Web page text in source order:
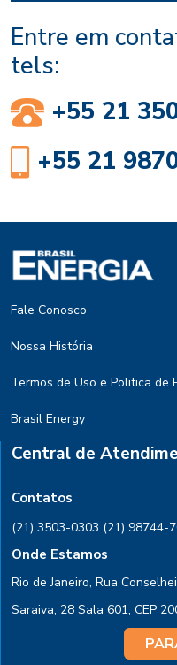
Entre em
tels:
+55 21
+55 21
Fale Conosco
Nossa História
Termos de Uso e Politica de
Brasil Energy
Central de
Contatos
(21) 3503-0303 (21) 98744-
Onde Estamos
Rio de Janeiro, Rua
Saraiva, 28 Sala 601, CEP